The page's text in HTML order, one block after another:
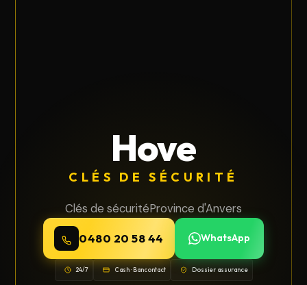
Hove
CLÉS DE SÉCURITÉ
Clés de sécuritéProvince d'Anvers
0480 20 58 44 WhatsApp
24/7 Cash · Bancontact Dossier assurance